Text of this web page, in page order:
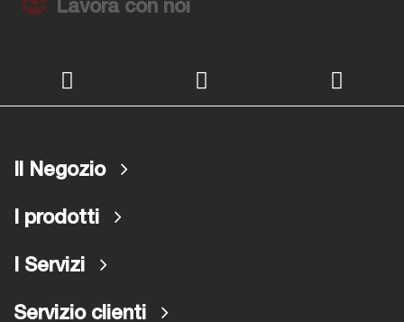
Lavora con noi
Il Negozio
I prodotti
I Servizi
Servizio clienti